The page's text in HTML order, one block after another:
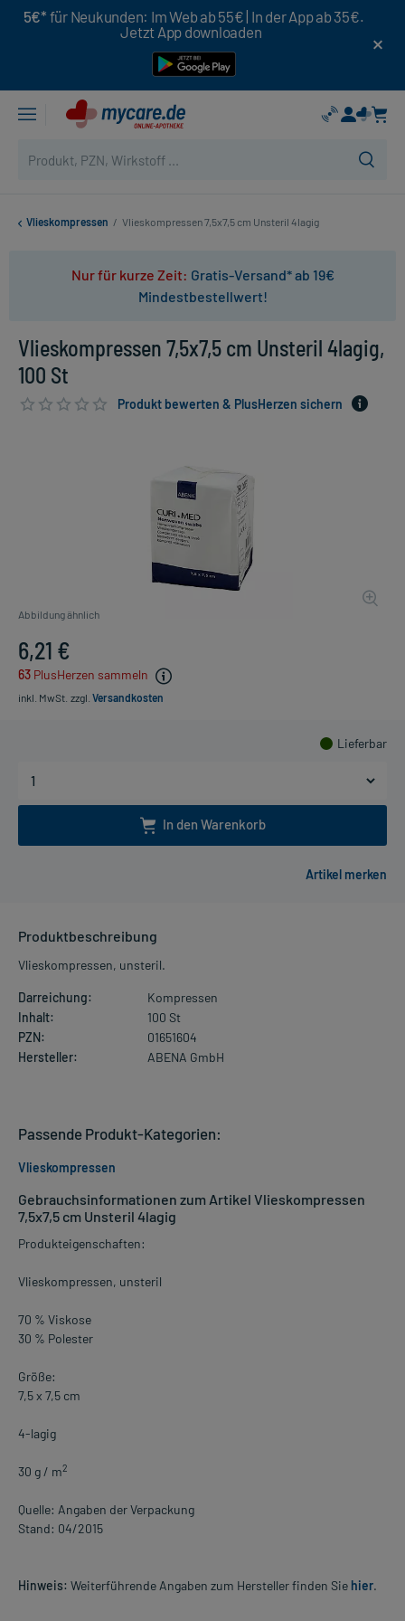
5€* für Neukunden: Im Web ab 55€ | In der App ab 35€.
Jetzt App downloaden
Vlieskompressen / Vlieskompressen 7,5x7,5 cm Unsteril 4lagig
Nur für kurze Zeit: Gratis-Versand* ab 19€
Mindestbestellwert!
Vlieskompressen 7,5x7,5 cm Unsteril 4lagig,
100 St
Produkt bewerten & PlusHerzen sichern
Abbildung ähnlich
6,21 €
63 PlusHerzen sammeln
inkl. MwSt. zzgl. Versandkosten
Lieferbar
In den Warenkorb
Produktbeschreibung
Vlieskompressen, unsteril.
Darreichung:
Kompressen
Inhalt:
100 St
PZN:
01651604
Hersteller:
ABENA GmbH
Gebrauchsinformationen zum Artikel Vlieskompressen
7,5x7,5 cm Unsteril 4lagig
Produkteigenschaften:
Vlieskompressen, unsteril
70 % Viskose
30 % Polester
Größe:
7,5 x 7,5 cm
4-lagig
30 g / m2
Quelle: Angaben der Verpackung
Stand: 04/2015
Hinweis: Weiterführende Angaben zum Hersteller finden Sie hier.
Passende Produkt-Kategorien:
Vlieskompressen